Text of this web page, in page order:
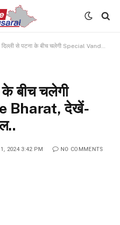
से पटना के बीच चलेगी Special Vande Bharat, देखें- सीट और टाइम टेबल..
के बीच चलेगी
Bharat, देखें-
2024 3:42 PM NO COMMENTS